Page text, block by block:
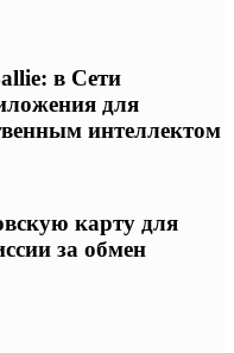
в Сети
для
интеллектом
карту для
за обмен